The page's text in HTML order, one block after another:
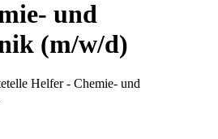
und
(m/w/d)
Helfer - Chemie- und